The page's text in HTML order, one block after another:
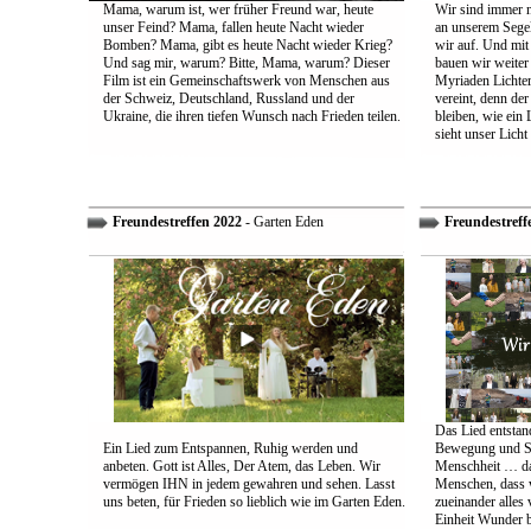
Mama, warum ist, wer früher Freund war, heute
unser Feind? Mama, fallen heute Nacht wieder
Bomben? Mama, gibt es heute Nacht wieder Krieg?
Und sag mir, warum? Bitte, Mama, warum? Dieser
Film ist ein Gemeinschaftswerk von Menschen aus
der Schweiz, Deutschland, Russland und der
Ukraine, die ihren tiefen Wunsch nach Frieden teilen.
Wir sind immer
an unserem
wir auf. Und mit
bauen wir
Myriaden
vereint, denn
bleiben, wie ein
sieht unser
Freundestreffen 2022- Garten Eden
Ein Lied zum Entspannen, Ruhig werden und
anbeten. Gott ist Alles, Der Atem, das Leben. Wir
vermögen IHN in jedem gewahren und sehen. Lasst
uns beten, für Frieden so lieblich wie im Garten Eden.
Das Lied
Bewegung und
Menschheit …
Menschen,
zueinander alles
Einheit Wunder